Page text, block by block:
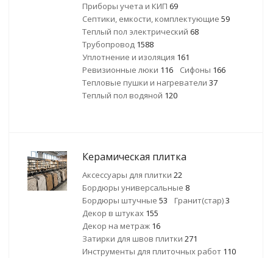
Приборы учета и КИП 69
Септики, емкости, комплектующие 59
Теплый пол электрический 68
Трубопровод 1588
Уплотнение и изоляция 161
Ревизионные люки 116 Сифоны 166
Тепловые пушки и нагреватели 37
Теплый пол водяной 120
Керамическая плитка
Аксессуары для плитки 22
Бордюры универсальные 8
Бордюры штучные 53 Гранит(стар)3
Декор в штуках 155
Декор на метраж 16
Затирки для швов плитки 271
Инструменты для плиточных работ 110